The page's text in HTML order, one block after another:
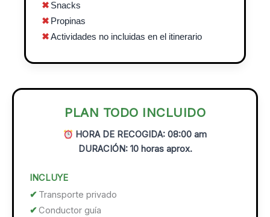
Snacks
Propinas
Actividades no incluidas en el itinerario
PLAN TODO INCLUIDO
HORA DE RECOGIDA: 08:00 am
DURACIÓN: 10 horas aprox.
INCLUYE
Transporte privado
Conductor guía